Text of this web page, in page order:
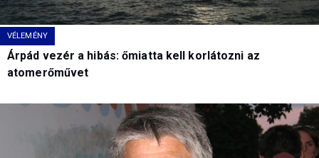
VÉLEMÉNY
Árpád vezér a hibás: őmiatta kell korlátozni az
atomerőművet